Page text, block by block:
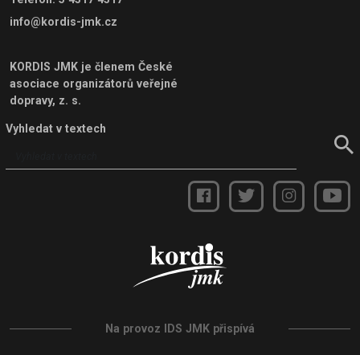
info@kordis-jmk.cz
KORDIS JMK je členem České
asociace organizátorů veřejné
dopravy, z. s.
Vyhledat v textech
Na provoz IDS JMK přispívá